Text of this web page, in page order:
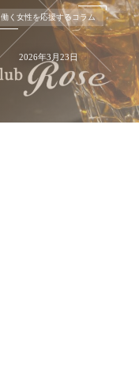
働く女性を応援するコラム
2026年3月23日